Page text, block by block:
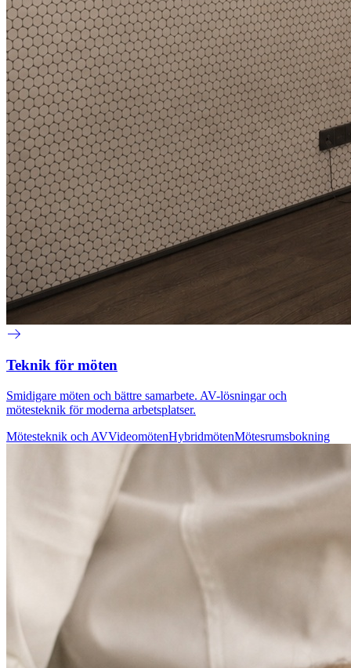
Teknik för möten
Smidigare möten och bättre samarbete. AV-lösningar och
mötesteknik för moderna arbetsplatser.
Mötesteknik och AVVideomötenHybridmötenMötesrumsbokning